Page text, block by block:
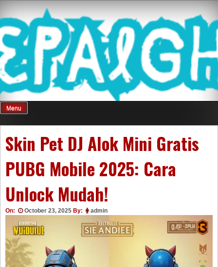
content
Mnepalghopa
Review Game
Terkini Paling
Seluruh Di
Indonesia
Menu
Skin Pet DJ Alok Mini Gratis
PUBG Mobile 2025: Cara
Unlock Mudah!
On: October 23, 2025 By: admin